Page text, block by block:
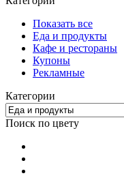
Показать все
Еда и продукты
Кафе и рестораны
Купоны
Рекламные
Категории
Поиск по цвету